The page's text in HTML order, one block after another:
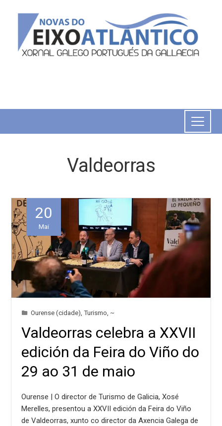
Valdeorras
20
Mai
Ourense (cidade) ,Turismo ~
Valdeorras celebra a XXVII
edición da Feira do Viño do
29 ao 31 de maio
Ourense | O director de Turismo de Galicia, Xosé
Merelles, presentou a XXVII edición da Feira do Viño
de Valdeorras, xunto co director da Axencia Galega de